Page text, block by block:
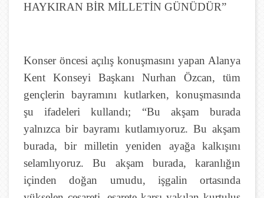
HAYKIRAN BİR MİLLETİN GÜNÜDÜR”
Konser öncesi açılış konuşmasını yapan Alanya
Kent Konseyi Başkanı Nurhan Özcan, tüm
gençlerin bayramını kutlarken, konuşmasında
şu ifadeleri kullandı; “Bu akşam burada
yalnızca bir bayramı kutlamıyoruz. Bu akşam
burada, bir milletin yeniden ayağa kalkışını
selamlıyoruz. Bu akşam burada, karanlığın
içinden doğan umudu, işgalin ortasında